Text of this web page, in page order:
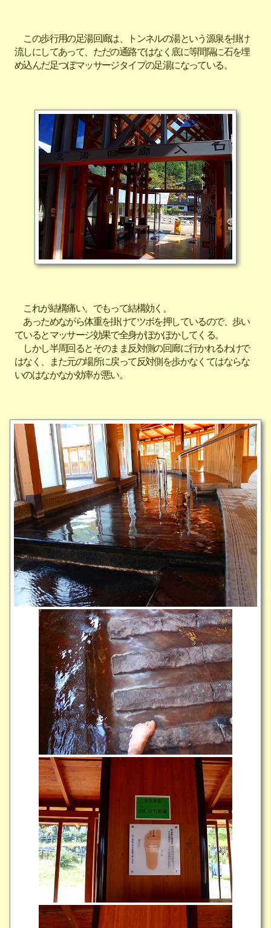
この歩行用の足湯回廊は、トンネルの湯という源泉を掛け
流しにしてあって、ただの通路ではなく底に等間隔に石を埋
め込んだ足つぼマッサージタイプの足湯になっている。
これが結構痛い。でもって結構効く。
あっためながら体重を掛けてツボを押しているので、歩い
ているとマッサージ効果で全身がぽかぽかしてくる。
しかし半周回るとそのまま反対側の回廊に行かれるわけで
はなく、また元の場所に戻って反対側を歩かなくてはならな
いのはなかなか効率が悪い。